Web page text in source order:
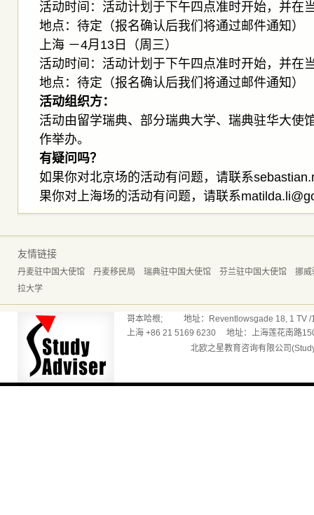
活动时间：活动计划于下午四点准时开始，并在
地点：待定（报名确认后我们将通过邮件通知）
上海 －4月13日（周三）
活动时间：活动计划于下午四点准时开始，并在
地点：待定（报名确认后我们将通过邮件通知）
活动组织方：
活动由留学瑞典、部分瑞典大学、瑞典驻华大使
作举办。
有疑问吗？
如果你对北京场的活动有问题，请联系
果你对上海场的活动有问题，请联系
友情链接
丹麦驻中国大使馆 丹麦移民局 瑞典驻中国大使馆 芬兰驻中国大使馆
挪威
拉大学
哥本哈根; 地址：Reventlowsgade 18, 1 TV /
上海 +86 21 5169 6230 地址：上海莲花南路
北欧之星教育咨询有限公司